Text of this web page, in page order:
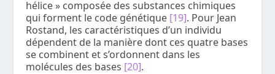
hélice » composée des substances chimiques
qui forment le code génétique [19]. Pour Jean
Rostand, les caractéristiques d’un individu
dépendent de la manière dont ces quatre bases
se combinent et s’ordonnent dans les
molécules des bases [20].